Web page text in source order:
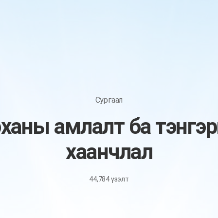
Сургаал
амлалт ба
хаанчлал​
October
44,784үзэлт